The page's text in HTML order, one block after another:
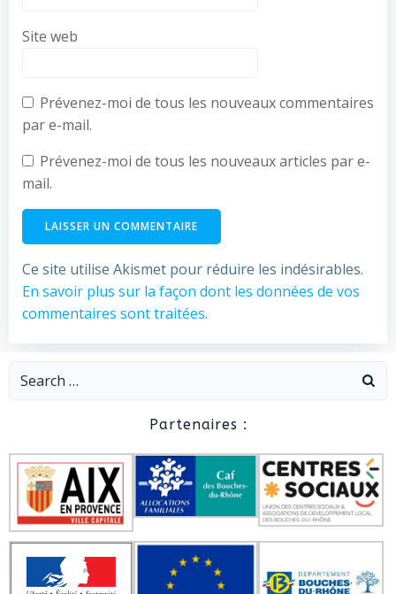
Site web
Prévenez-moi de tous les nouveaux commentaires
par e-mail.
Prévenez-moi de tous les nouveaux articles par e-
mail.
Ce site utilise Akismet pour réduire les indésirables.
En savoir plus sur la façon dont les données de vos
commentaires sont traitées.
Search
Partenaires :